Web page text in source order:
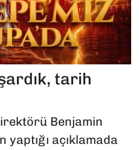
tarih
Benjamin
yaptığı açıklamada